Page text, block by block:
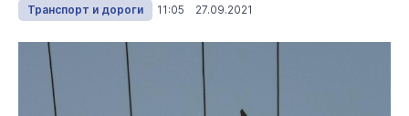
Транспорт и дороги 11:05 27.09.2021